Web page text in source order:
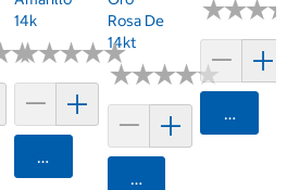
★
★
14k
★★★★★
★★★★★
Agregar
Rosa De
14kt
★★★★★
★★★★★
Agregar
★★★
★★★